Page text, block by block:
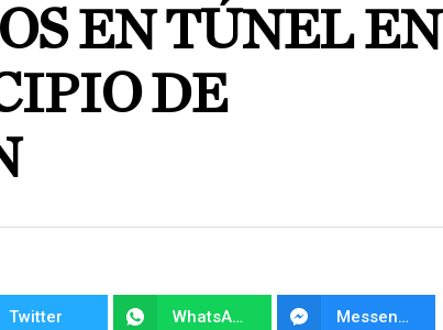
EN TÚNEL EN
DE
Twitter WhatsApp Messenger